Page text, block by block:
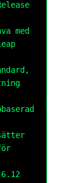
med